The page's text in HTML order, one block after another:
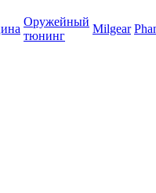
Оружейный
тюнинг
Milgear